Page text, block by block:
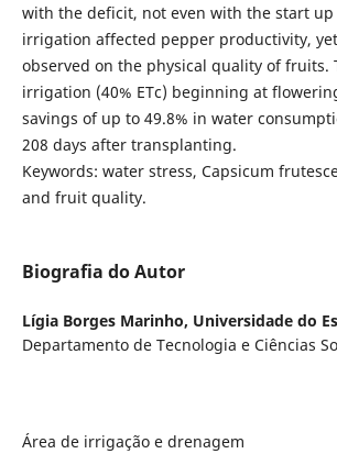
with the deficit, not even with the start
irrigation affected pepper productivity,
observed on the physical quality of fruits.
irrigation (40% ETc) beginning at
savings of up to 49.8% in water
208 days after transplanting.
Keywords: water stress, Capsicum
and fruit quality.
Biografia do Autor
Lígia Borges Marinho, Universidade do
Departamento de Tecnologia e Ciências
Área de irrigação e drenagem